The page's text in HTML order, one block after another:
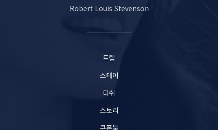
Robert Louis Stevenson
트립
스테이
디쉬
스토리
쿠폰북